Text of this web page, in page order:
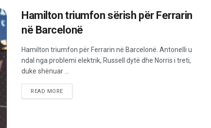
Hamilton triumfon sërish për Ferrarin
në Barcelonë
Hamilton triumfon për Ferrarin në Barcelonë. Antonelli u
ndal nga problemi elektrik, Russell dytë dhe Norris i treti,
duke shënuar ...
READ MORE